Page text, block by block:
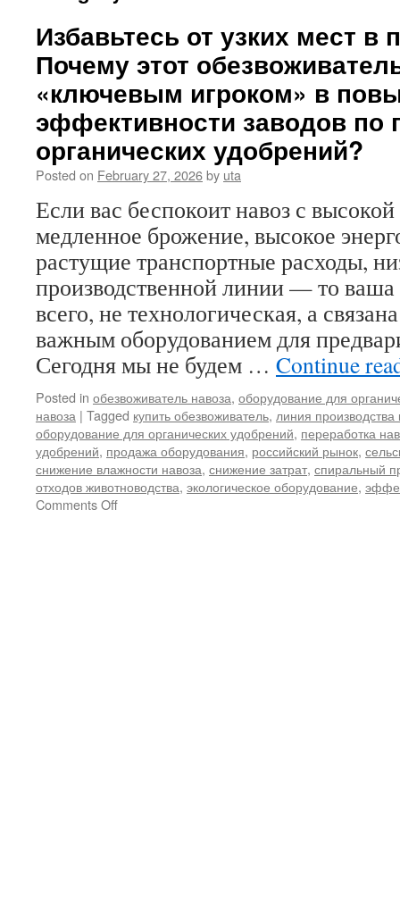
Избавьтесь от узких мест в
Почему этот
«ключевым игроком» в
эффективности заводов по
органических удобрений?
Posted on February 27, 2026by uta
Если вас беспокоит навоз с
медленное брожение, высокое
растущие транспортные расходы,
производственной линии — то ваша
всего, не технологическая, а
важным оборудованием для
Сегодня мы не будем … Continue
Posted in обезвоживатель навоза, оборудование для
навоза | Tagged купить обезвоживатель, линия производства
оборудование для органических удобрений, переработка
удобрений, продажа оборудования, российский рынок,
снижение влажности навоза, снижение затрат, спиральный
отходов животноводства, экологическое оборудование,
Comments Offon